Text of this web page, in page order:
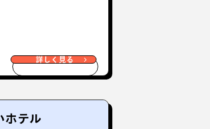
詳しく見る
ホテル